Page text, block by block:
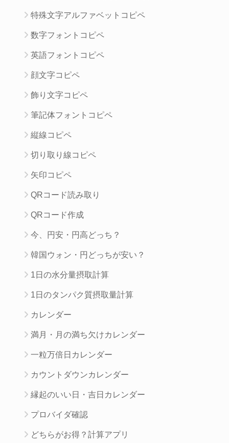
特殊文字アルファベットコピペ
数字フォントコピペ
英語フォントコピペ
顔文字コピペ
飾り文字コピペ
筆記体フォントコピペ
縦線コピペ
切り取り線コピペ
矢印コピペ
QRコード読み取り
QRコード作成
今、円安・円高どっち？
韓国ウォン・円どっちが安い？
1日の水分量摂取計算
1日のタンパク質摂取量計算
カレンダー
満月・月の満ち欠けカレンダー
一粒万倍日カレンダー
カウントダウンカレンダー
縁起のいい日・吉日カレンダー
プロバイダ確認
どちらがお得？計算アプリ